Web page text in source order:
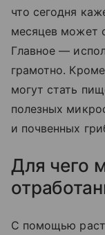
что сегодня
месяцев может
Главное —
грамотно.
могут стать
полезных
и почвенных
Для чего
С помощью